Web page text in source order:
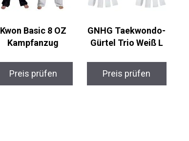
Kwon Basic 8 OZ
Kampfanzug
Preis prüfen
GNHG Taekwondo-
Gürtel Trio Weiß L
Preis prüfen